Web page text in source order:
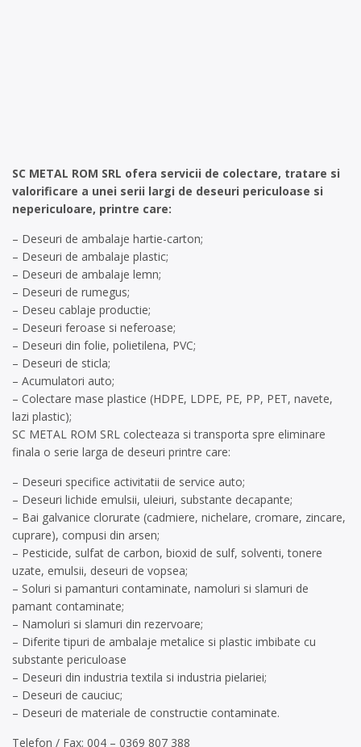
SC METAL ROM SRL ofera servicii de colectare, tratare si
valorificare a unei serii largi de deseuri periculoase si
nepericuloare, printre care:
– Deseuri de ambalaje hartie-carton;
– Deseuri de ambalaje plastic;
– Deseuri de ambalaje lemn;
– Deseuri de rumegus;
– Deseu cablaje productie;
– Deseuri feroase si neferoase;
– Deseuri din folie, polietilena, PVC;
– Deseuri de sticla;
– Acumulatori auto;
– Colectare mase plastice (HDPE, LDPE, PE, PP, PET, navete,
lazi plastic);
SC METAL ROM SRL colecteaza si transporta spre eliminare
finala o serie larga de deseuri printre care:
– Deseuri specifice activitatii de service auto;
– Deseuri lichide emulsii, uleiuri, substante decapante;
– Bai galvanice clorurate (cadmiere, nichelare, cromare, zincare,
cuprare), compusi din arsen;
– Pesticide, sulfat de carbon, bioxid de sulf, solventi, tonere
uzate, emulsii, deseuri de vopsea;
– Soluri si pamanturi contaminate, namoluri si slamuri de
pamant contaminate;
– Namoluri si slamuri din rezervoare;
– Diferite tipuri de ambalaje metalice si plastic imbibate cu
substante periculoase
– Deseuri din industria textila si industria pielariei;
– Deseuri de cauciuc;
– Deseuri de materiale de constructie contaminate.
Telefon / Fax: 004 – 0369 807 388